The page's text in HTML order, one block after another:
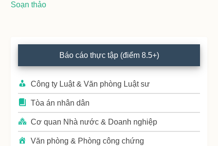
Soạn thảo
Primary
Sidebar
Báo cáo thực tập (điểm 8.5+)
Công ty Luật & Văn phòng Luật sư
Tòa án nhân dân
Cơ quan Nhà nước & Doanh nghiệp
Văn phòng & Phòng công chứng